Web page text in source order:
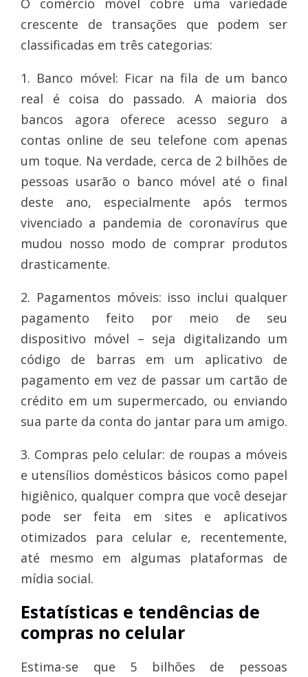
crescente de transações que podem ser
classificadas em três categorias:
1. Banco móvel: Ficar na fila de um banco
real é coisa do passado. A maioria dos
bancos agora oferece acesso seguro a
contas online de seu telefone com apenas
um toque. Na verdade, cerca de 2 bilhões de
pessoas usarão o banco móvel até o final
deste ano, especialmente após termos
vivenciado a pandemia de coronavírus que
mudou nosso modo de comprar produtos
drasticamente.
2. Pagamentos móveis: isso inclui qualquer
pagamento feito por meio de seu
dispositivo móvel – seja digitalizando um
código de barras em um aplicativo de
pagamento em vez de passar um cartão de
crédito em um supermercado, ou enviando
sua parte da conta do jantar para um amigo.
3. Compras pelo celular: de roupas a móveis
e utensílios domésticos básicos como papel
higiênico, qualquer compra que você desejar
pode ser feita em sites e aplicativos
otimizados para celular e, recentemente,
até mesmo em algumas plataformas de
mídia social.
Estatísticas e tendências de
compras no celular
Estima-se que 5 bilhões de pessoas